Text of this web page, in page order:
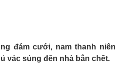
Việc làm
Biển đảo
đám cưới, nam thanh niên
vác súng đến nhà bắn chết.